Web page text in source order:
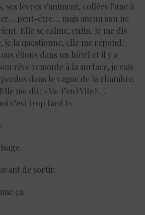
lèvres s’animent, collées l’une à
peut-être… mais aucun son ne
Elle se calme, enfin. Je me dis
je la questionne, elle me répond :
étions dans un hôtel et il y a
rêve remonte à la surface, je vois
dans le vague de la chambre.
me dit : « Va-t’en ! Vite ! …
c’est trop tard ! ».
de sortir.
ça.